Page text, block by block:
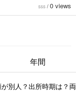
sss / 0 views
年間
別人？出所時期は？両